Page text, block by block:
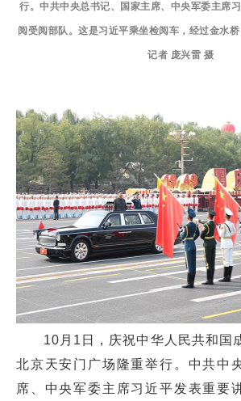
行。中共中央总书记、国家主席、中央军委主席
阅受阅部队。这是习近平乘坐检阅车，经过金水
记者 庞兴雷 摄
10月1日，庆祝中华人民共和国
北京天安门广场隆重举行。中共中
席、中央军委主席习近平发表重要